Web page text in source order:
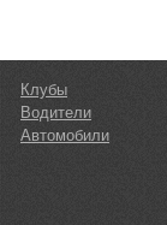
Клубы
Водители
Автомобили